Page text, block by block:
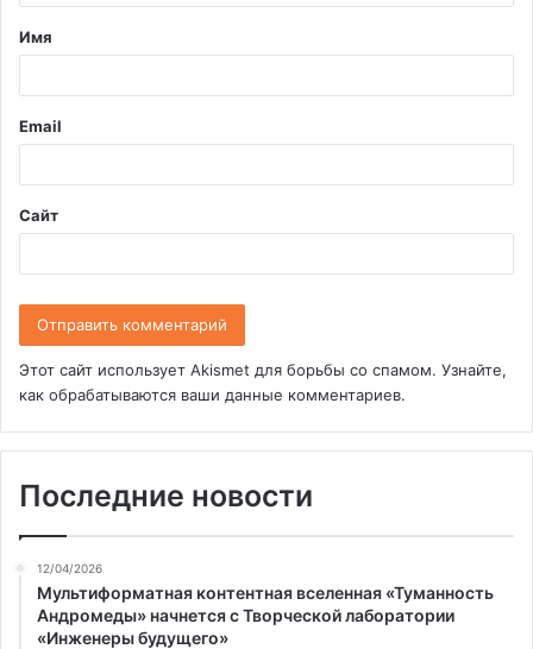
т
а
й
*
Имя
Email
Сайт
Этот сайт использует Akismet для борьбы со спамом. Узнайте,
как обрабатываются ваши данные комментариев.
Последние новости
12/04/2026
Мультиформатная контентная вселенная «Туманность
Андромеды» начнется с Творческой лаборатории
«Инженеры будущего»